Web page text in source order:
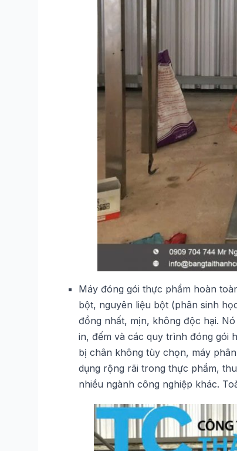
Máy đóng gói thực phẩm hoàn
bột, nguyên liệu bột (phân sinh
đồng nhất, mịn, không độc hại.
in, đếm và các quy trình đóng gói
bị chân không tùy chọn, máy
dụng rộng rãi trong thực phẩm,
nhiều ngành công nghiệp khác.